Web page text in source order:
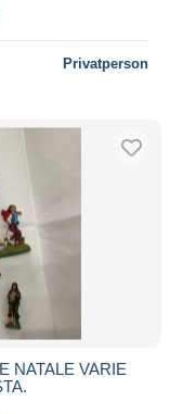
Privatperson
NATALE VARIE